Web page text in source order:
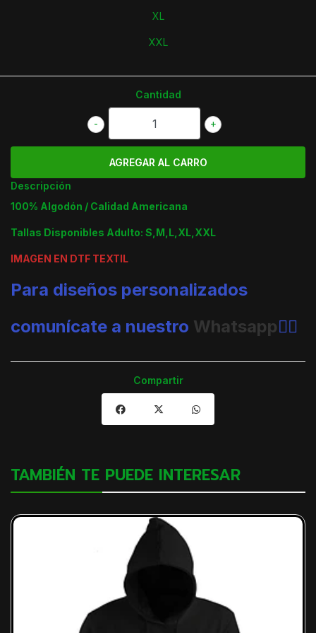
XL
XXL
Cantidad
+
-
Descripción
100% Algodón / Calidad Americana
Tallas Disponibles Adulto: S,M,L,XL,XXL
IMAGEN EN DTF TEXTIL
Para diseños personalizados
comunícate a nuestro Whatsapp👈🏼
Compartir
TAMBIÉN TE PUEDE INTERESAR